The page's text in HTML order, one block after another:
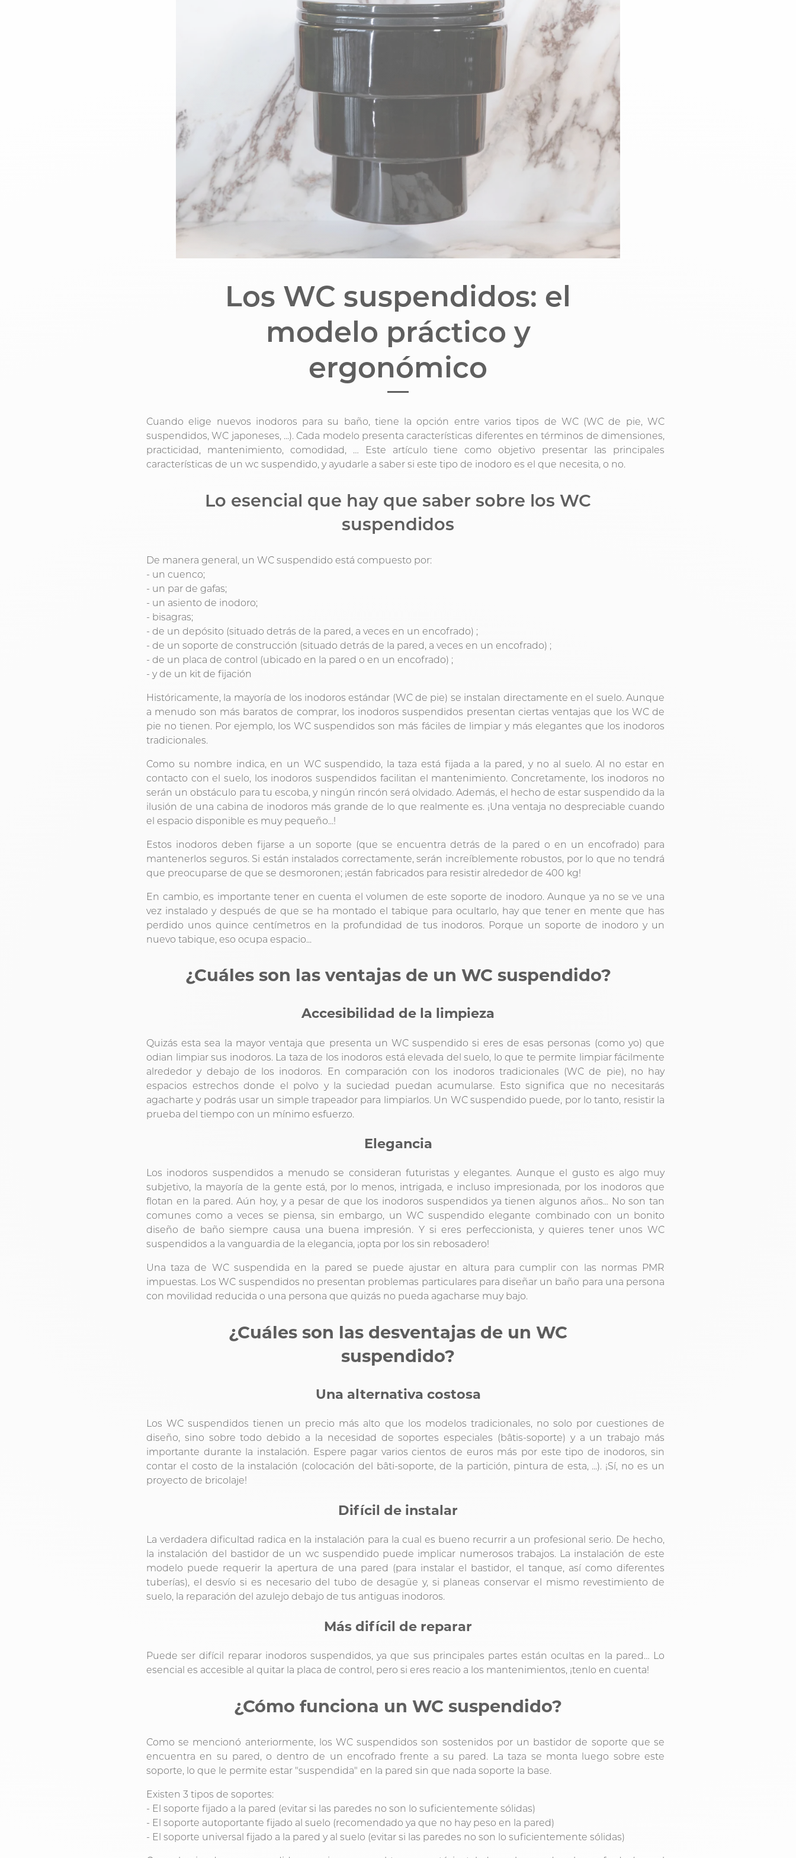
Los WC suspendidos: el
modelo práctico y
ergonómico
Cuando elige nuevos inodoros para su baño, tiene la opción entre varios tipos de WC (WC de pie, WC
suspendidos, WC japoneses, ...). Cada modelo presenta características diferentes en términos de dimensiones,
practicidad, mantenimiento, comodidad, … Este artículo tiene como objetivo presentar las principales
características de un wc suspendido, y ayudarle a saber si este tipo de inodoro es el que necesita, o no.
Lo esencial que hay que saber sobre los WC
suspendidos
De manera general, un WC suspendido está compuesto por:
- un cuenco;
- un par de gafas;
- un asiento de inodoro;
- bisagras;
- de un depósito (situado detrás de la pared, a veces en un encofrado) ;
- de un soporte de construcción (situado detrás de la pared, a veces en un encofrado) ;
- de un placa de control (ubicado en la pared o en un encofrado) ;
- y de un kit de fijación
Históricamente, la mayoría de los inodoros estándar (WC de pie) se instalan directamente en el suelo. Aunque
a menudo son más baratos de comprar, los inodoros suspendidos presentan ciertas ventajas que los WC de
pie no tienen. Por ejemplo, los WC suspendidos son más fáciles de limpiar y más elegantes que los inodoros
tradicionales.
Como su nombre indica, en un WC suspendido, la taza está fijada a la pared, y no al suelo. Al no estar en
contacto con el suelo, los inodoros suspendidos facilitan el mantenimiento. Concretamente, los inodoros no
serán un obstáculo para tu escoba, y ningún rincón será olvidado. Además, el hecho de estar suspendido da la
ilusión de una cabina de inodoros más grande de lo que realmente es. ¡Una ventaja no despreciable cuando
el espacio disponible es muy pequeño...!
Estos inodoros deben fijarse a un soporte (que se encuentra detrás de la pared o en un encofrado) para
mantenerlos seguros. Si están instalados correctamente, serán increíblemente robustos, por lo que no tendrá
que preocuparse de que se desmoronen; ¡están fabricados para resistir alrededor de 400 kg!
En cambio, es importante tener en cuenta el volumen de este soporte de inodoro. Aunque ya no se ve una
vez instalado y después de que se ha montado el tabique para ocultarlo, hay que tener en mente que has
perdido unos quince centímetros en la profundidad de tus inodoros. Porque un soporte de inodoro y un
nuevo tabique, eso ocupa espacio...
¿Cuáles son las ventajas de un WC suspendido?
Accesibilidad de la limpieza
Quizás esta sea la mayor ventaja que presenta un WC suspendido si eres de esas personas (como yo) que
odian limpiar sus inodoros. La taza de los inodoros está elevada del suelo, lo que te permite limpiar fácilmente
alrededor y debajo de los inodoros. En comparación con los inodoros tradicionales (WC de pie), no hay
espacios estrechos donde el polvo y la suciedad puedan acumularse. Esto significa que no necesitarás
agacharte y podrás usar un simple trapeador para limpiarlos. Un WC suspendido puede, por lo tanto, resistir la
prueba del tiempo con un mínimo esfuerzo.
Elegancia
Los inodoros suspendidos a menudo se consideran futuristas y elegantes. Aunque el gusto es algo muy
subjetivo, la mayoría de la gente está, por lo menos, intrigada, e incluso impresionada, por los inodoros que
flotan en la pared. Aún hoy, y a pesar de que los inodoros suspendidos ya tienen algunos años... No son tan
comunes como a veces se piensa, sin embargo, un WC suspendido elegante combinado con un bonito
diseño de baño siempre causa una buena impresión. Y si eres perfeccionista, y quieres tener unos WC
suspendidos a la vanguardia de la elegancia, ¡opta por los sin rebosadero!
Una taza de WC suspendida en la pared se puede ajustar en altura para cumplir con las normas PMR
impuestas. Los WC suspendidos no presentan problemas particulares para diseñar un baño para una persona
con movilidad reducida o una persona que quizás no pueda agacharse muy bajo.
¿Cuáles son las desventajas de un WC
suspendido?
Una alternativa costosa
Los WC suspendidos tienen un precio más alto que los modelos tradicionales, no solo por cuestiones de
diseño, sino sobre todo debido a la necesidad de soportes especiales (bâtis-soporte) y a un trabajo más
importante durante la instalación. Espere pagar varios cientos de euros más por este tipo de inodoros, sin
contar el costo de la instalación (colocación del bâti-soporte, de la partición, pintura de esta, ...). ¡Sí, no es un
proyecto de bricolaje!
Difícil de instalar
La verdadera dificultad radica en la instalación para la cual es bueno recurrir a un profesional serio. De hecho,
la instalación del bastidor de un wc suspendido puede implicar numerosos trabajos. La instalación de este
modelo puede requerir la apertura de una pared (para instalar el bastidor, el tanque, así como diferentes
tuberías), el desvío si es necesario del tubo de desagüe y, si planeas conservar el mismo revestimiento de
suelo, la reparación del azulejo debajo de tus antiguas inodoros.
Más difícil de reparar
Puede ser difícil reparar inodoros suspendidos, ya que sus principales partes están ocultas en la pared… Lo
esencial es accesible al quitar la placa de control, pero si eres reacio a los mantenimientos, ¡tenlo en cuenta!
¿Cómo funciona un WC suspendido?
Como se mencionó anteriormente, los WC suspendidos son sostenidos por un bastidor de soporte que se
encuentra en su pared, o dentro de un encofrado frente a su pared. La taza se monta luego sobre este
soporte, lo que le permite estar "suspendida" en la pared sin que nada soporte la base.
Existen 3 tipos de soportes:
- El soporte fijado a la pared (evitar si las paredes no son lo suficientemente sólidas)
- El soporte autoportante fijado al suelo (recomendado ya que no hay peso en la pared)
- El soporte universal fijado a la pared y al suelo (evitar si las paredes no son lo suficientemente sólidas)